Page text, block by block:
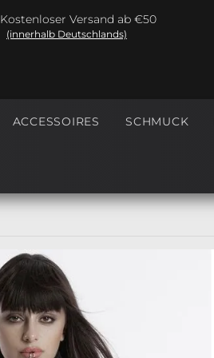
Kostenloser Versand ab €50
(innerhalb Deutschlands)
ACCESSOIRES SCHMUCK